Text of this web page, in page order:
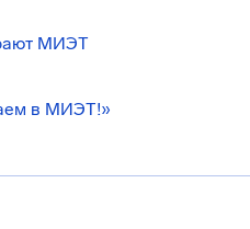
МИЭТ
в МИЭТ!»